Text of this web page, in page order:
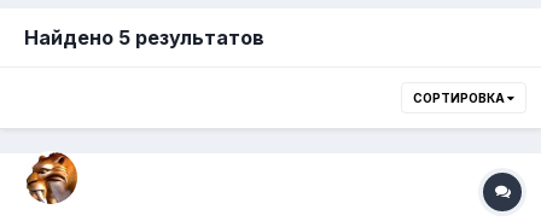
Найдено 5 результатов
СОРТИРОВКА